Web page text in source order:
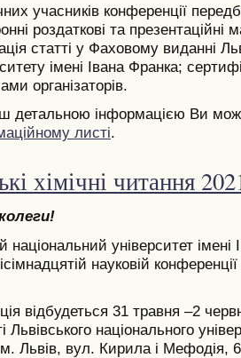
учасників конференції
роздаткові та презентаційні
статті у Фаховому виданні
імені Івана Франка;
організаторів.
детальною інформацією Ви
листі.
хімічні читання
національний університет
науковій конференції
відбудеться 31 травня –2
Львівського національного
Львів, вул. Кирила і Мефодія,